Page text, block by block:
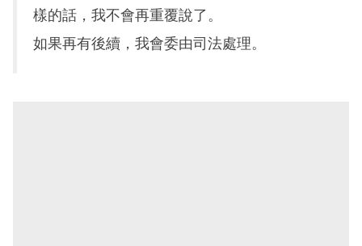
樣的話，我不會再重覆說了。
如果再有後續，我會委由司法處理。